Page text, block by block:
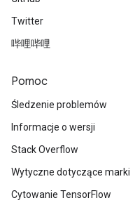
Twitter
哔哩哔哩
Pomoc
Śledzenie problemów
Informacje o wersji
Stack Overflow
Wytyczne dotyczące marki
Cytowanie TensorFlow